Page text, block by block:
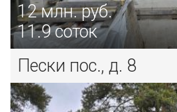
12млн. руб.
11.9 соток
Пески пос., д. 8